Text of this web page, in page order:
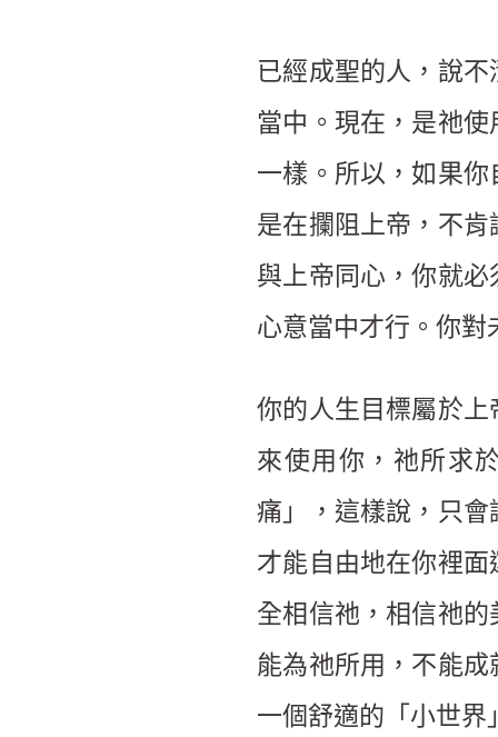
已經成聖的人，說
當中。現在，是祂
一樣。所以，如果
是在攔阻上帝，不
與上帝同心，你就
心意當中才行。你
你的人生目標屬於
來使用你，祂所求
痛」，這樣說，只
才能自由地在你裡
全相信祂，相信祂
能為祂所用，不能
一個舒適的「小世